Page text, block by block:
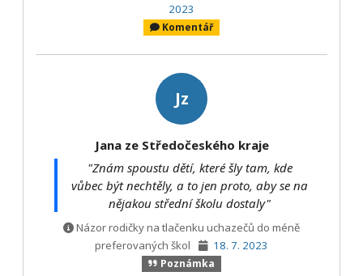
2023
Komentář
Jz
Jana ze Středočeského kraje
"Znám spoustu dětí, které šly tam, kde
vůbec být nechtěly, a to jen proto, aby se na
nějakou střední školu dostaly"
Názor rodičky na tlačenku uchazečů do méně
preferovaných škol
18. 7. 2023
Poznámka